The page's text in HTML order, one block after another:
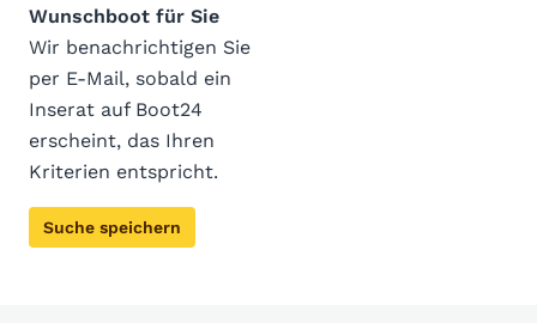
Wunschboot für Sie
Wir benachrichtigen Sie
per E-Mail, sobald ein
Inserat auf Boot24
erscheint, das Ihren
Kriterien entspricht.
Suche speichern